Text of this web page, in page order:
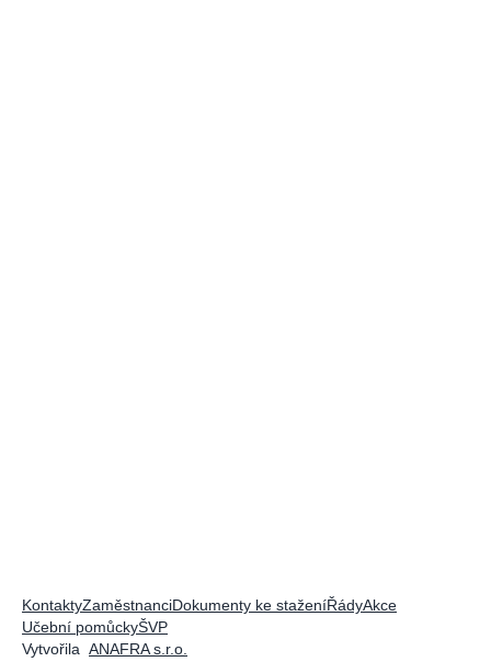
KontaktyZaměstnanciDokumenty ke staženíŘádyAkce
Učební pomůckyŠVP
Vytvořila ANAFRA s.r.o.